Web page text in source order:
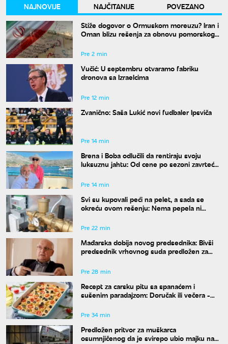
NAJNOVIJE NAJČITANIJE
POVEZANO
Stiže dogovor o Ormuskom moreuzu? Iran i
Oman blizu rešenja za obnovu pomorskog
Pre 2 min
Vučić: U septembru otvaramo fabriku
dronova sa Izraelcima
Pre 12 min
Zvanično: Saša Lukić novi fudbaler Ipsviča
Pre 14 min
Brena i Boba odlučili da rentiraju svoju
luksuznu jahtu: Od cene po sezoni zavrteće
Pre 14 min
Svi su kupovali peći na pelet, a sada se
okreću ovom rešenju: Nema pepela ni
Pre 22 min
Mađarska dobija novog predsednika: Bivši
predsednik vrhovnog suda predložen za
Pre 28 min
Recept za carsku pitu sa spanaćem i
sušenim paradajzom: Doručak ili večera -
Pre 34 min
Predložen pritvor za muškarca
osumnjičenog da je svirepo ubio majku na